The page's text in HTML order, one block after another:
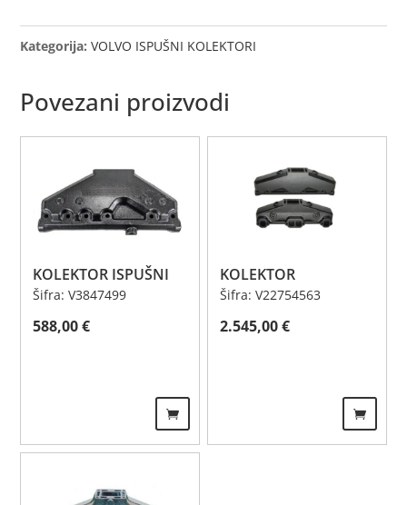
Kategorija:VOLVO ISPUŠNI KOLEKTORI
Povezani proizvodi
KOLEKTOR ISPUŠNI
Šifra: V3847499
588,00€
KOLEKTOR
Šifra: V22754563
2.545,00€